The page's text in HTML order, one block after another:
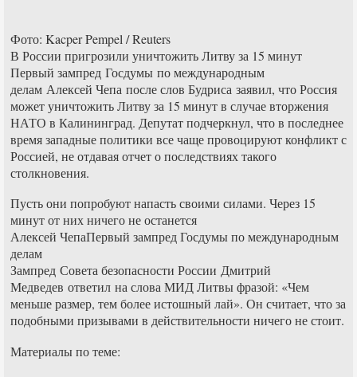
Фото: Kacper Pempel / Reuters
В России пригрозили уничтожить Литву за 15 минут
Первый зампред Госдумы по международным
делам Алексей Чепа после слов Будриса заявил, что Россия
может уничтожить Литву за 15 минут в случае вторжения
НАТО в Калининград. Депутат подчеркнул, что в последнее
время западные политики все чаще провоцируют конфликт с
Россией, не отдавая отчет о последствиях такого
столкновения.
Пусть они попробуют напасть своими силами. Через 15
минут от них ничего не останется
Алексей ЧепаПервый зампред Госдумы по международным
делам
Зампред Совета безопасности России Дмитрий
Медведев ответил на слова МИД Литвы фразой: «Чем
меньше размер, тем более истошный лай». Он считает, что за
подобными призывами в действительности ничего не стоит.
Материалы по теме: